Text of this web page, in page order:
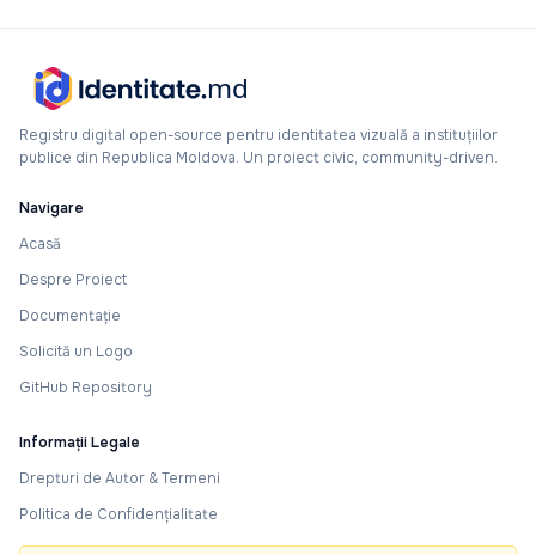
Registru digital open-source pentru identitatea vizuală a instituțiilor
publice din Republica Moldova. Un proiect civic, community-driven.
Navigare
Acasă
Despre Proiect
Documentație
Solicită un Logo
GitHub Repository
Informații Legale
Drepturi de Autor & Termeni
Politica de Confidențialitate